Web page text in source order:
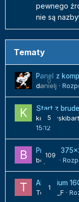
pewnego
nie są
Tematy
0
Panel z
danielj ·
5
Start z
15:12
109
Projekt
bojack
·
1
Akwarium
Tomek_F ·